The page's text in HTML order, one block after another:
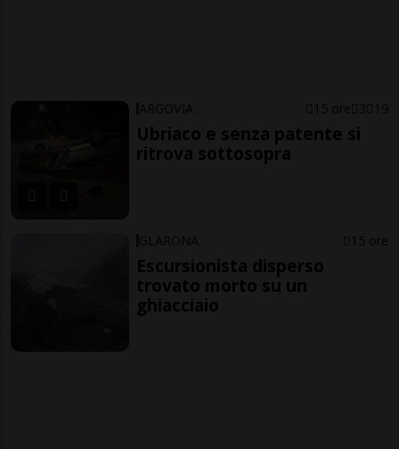
ARGOVIA 15 ore 3 19
Ubriaco e senza patente si
ritrova sottosopra
GLARONA 15 ore
Escursionista disperso
trovato morto su un
ghiacciaio